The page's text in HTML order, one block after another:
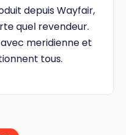
depuis Wayfair,
quel revendeur.
avec meridienne et
tous.